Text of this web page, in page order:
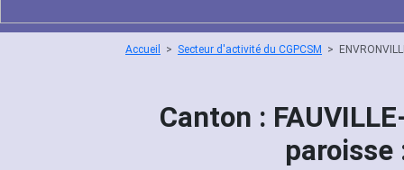
Accueil Secteur d'activité du CGPCSM
Canton :
paroisse